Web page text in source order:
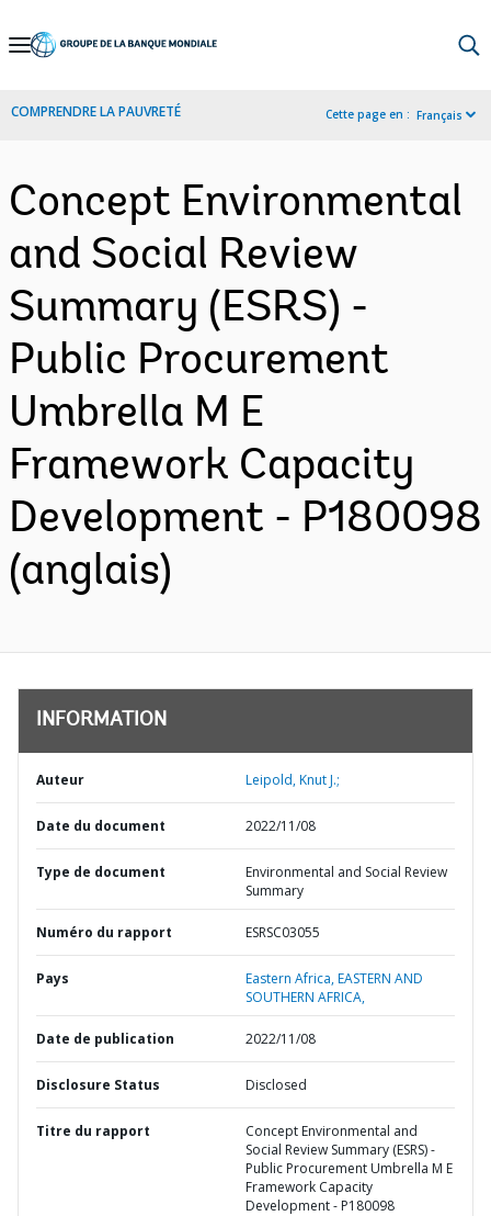
Skip
Navigation
COMPRENDRE LA PAUVRETÉ Cette page en : Français
Concept Environmental
and Social Review
Summary (ESRS) -
Public Procurement
Umbrella M E
Framework Capacity
Development - P180098
(anglais)
INFORMATION
Auteur Leipold, Knut J.;
Date du document 2022/11/08
Type de document
Environmental and Social Review
Summary
Numéro du rapport ESRSC03055
Pays Eastern Africa,EASTERN AND
SOUTHERN AFRICA,
Date de publication 2022/11/08
Disclosure Status Disclosed
Titre du rapport
Concept Environmental and
Social Review Summary (ESRS) -
Public Procurement Umbrella M E
Framework Capacity
Development - P180098